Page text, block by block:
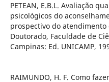
PETEAN, E.B.L. Avaliação
psicológicos do
prospectivo do atendimento
Doutorado, Faculdade de
Campinas: Ed. UNICAMP,
RAIMUNDO, H. F. Como